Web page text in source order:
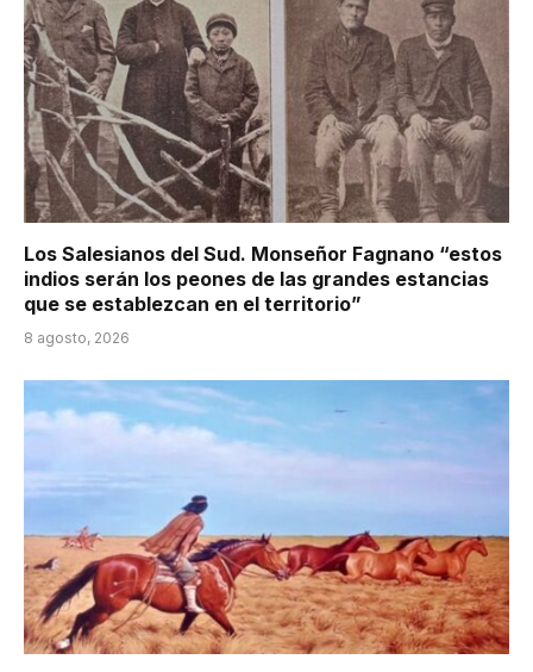
Los Salesianos del Sud. Monseñor Fagnano “estos
indios serán los peones de las grandes estancias
que se establezcan en el territorio”
8 agosto, 2026